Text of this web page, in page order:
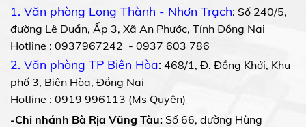
1. Văn phòng Long Thành - Nhơn Trạch: Số 240/5,
đường Lê Duẩn, Ấp 3, Xã An Phước, Tỉnh Đồng Nai
Hotline : 0937967242 - 0937 603 786
2. Văn phòng TP Biên Hòa: 468/1, Đ. Đồng Khởi, Khu
phố 3, Biên Hòa, Đồng Nai
Hotline : 0919 996113 (Ms Quyên)
-Chi nhánh Bà Rịa Vũng Tàu: Số 66, đường Hùng